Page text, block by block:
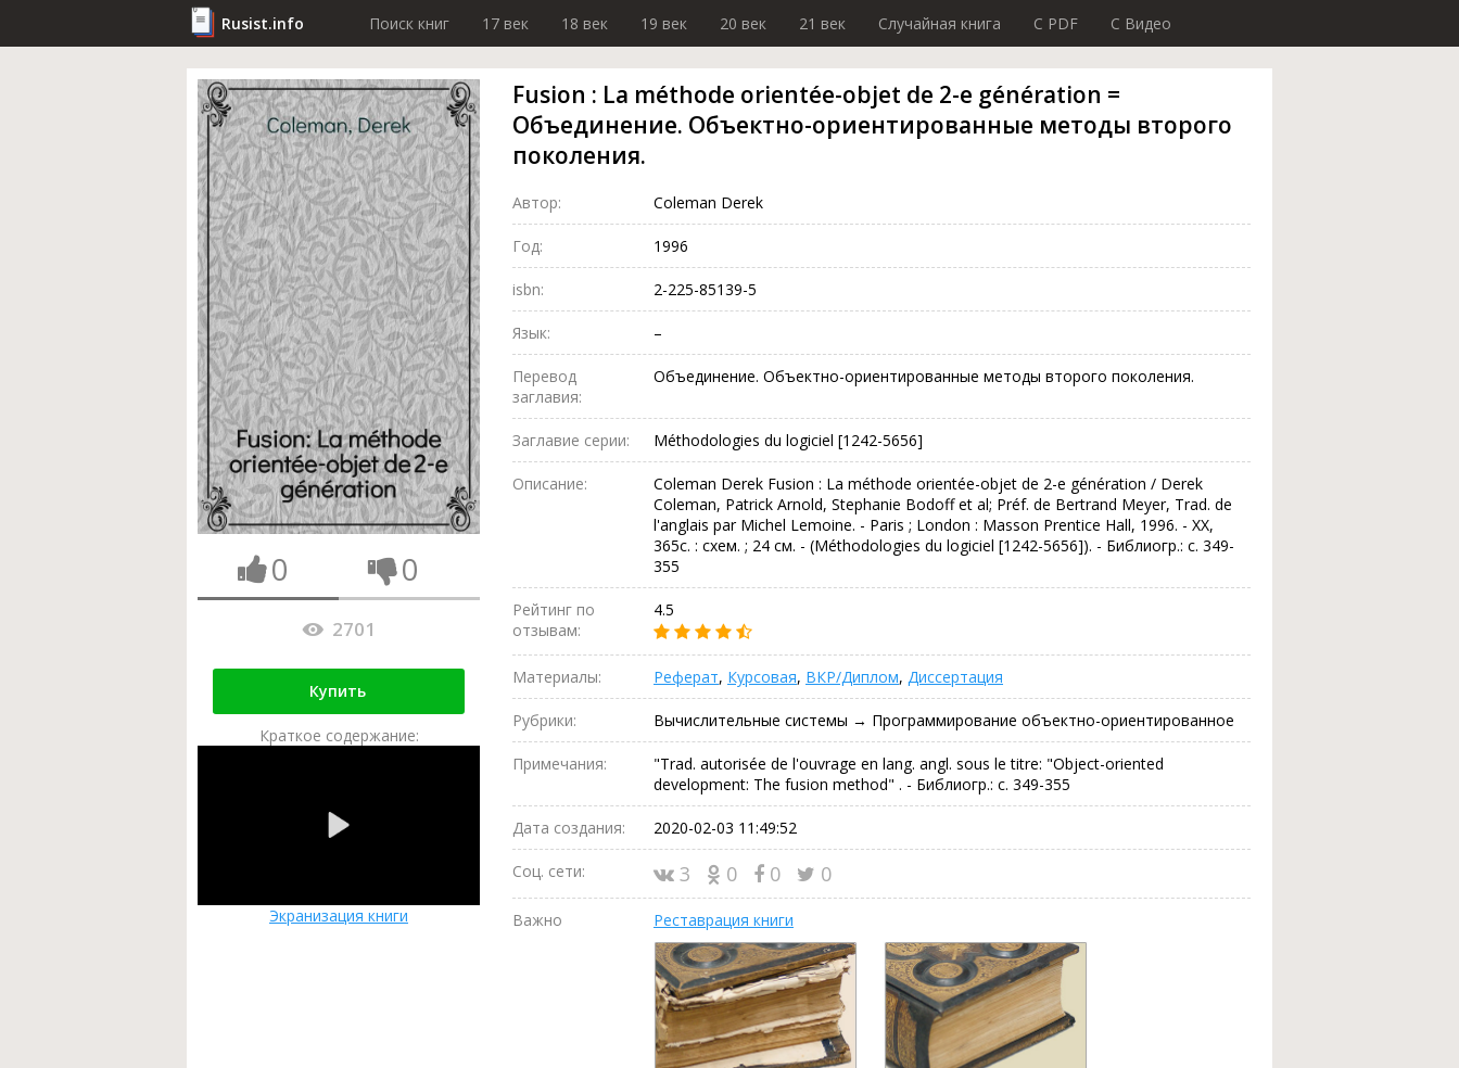
Rusist.info Поиск книг 17 век 18 век 19 век 20 век 21 век Случайная книга C PDF C Видео
0 0
2701
Купить
Краткое содержание:
Экранизация книги
Fusion : La méthode orientée-objet de 2-e génération =
Объединение. Объектно-ориентированные методы второго
поколения.
Автор: Coleman Derek
Год: 1996
isbn: 2-225-85139-5
Язык: –
Перевод
заглавия:
Объединение. Объектно-ориентированные методы второго поколения.
Заглавие серии: Méthodologies du logiciel [1242-5656]
Описание:
Coleman Derek Fusion : La méthode orientée-objet de 2-e génération / Derek
Coleman, Patrick Arnold, Stephanie Bodoff et al; Préf. de Bertrand Meyer, Trad. de
l'anglais par Michel Lemoine. - Paris ; London : Masson Prentice Hall, 1996. - XX,
365c. : схем. ; 24 см. - (Méthodologies du logiciel [1242-5656]). - Библиогр.: с. 349-
355
Рейтинг по
отзывам:
4.5
Материалы: Реферат, Курсовая, ВКР/Диплом, Диссертация
Рубрики: Вычислительные системы → Программирование объектно-ориентированное
Примечания:
"Trad. autorisée de l'ouvrage en lang. angl. sous le titre: "Object-oriented
development: The fusion method" . - Библиогр.: с. 349-355
Дата создания: 2020-02-03 11:49:52
Соц. сети: 3 0 0 0
Важно Реставрация книги